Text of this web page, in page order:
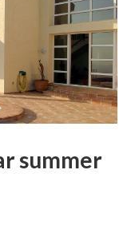
summer